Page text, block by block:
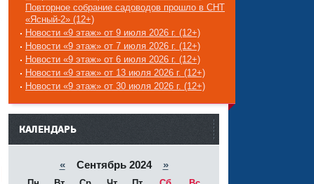
Повторное собрание садоводов прошло в СНТ
«Ясный-2» (12+)
Новости «9 этаж» от 9 июля 2026 г. (12+)
Новости «9 этаж» от 7 июля 2026 г. (12+)
Новости «9 этаж» от 6 июля 2026 г. (12+)
Новости «9 этаж» от 13 июля 2026 г. (12+)
Новости «9 этаж» от 30 июля 2026 г. (12+)
------
КАЛЕНДАРЬ
«Сентябрь 2024 »